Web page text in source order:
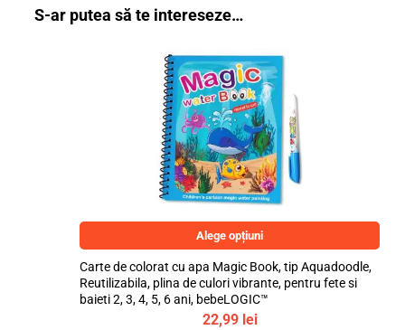
S-ar putea să te intereseze…
Alege opțiuni
Carte de colorat cu apa Magic Book, tip Aquadoodle,
Reutilizabila, plina de culori vibrante, pentru fete si
baieti 2, 3, 4, 5, 6 ani, bebeLOGIC™
22,99 lei